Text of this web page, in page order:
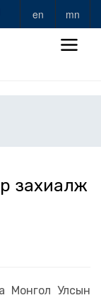
en mn
захиалж
Монгол Улсын